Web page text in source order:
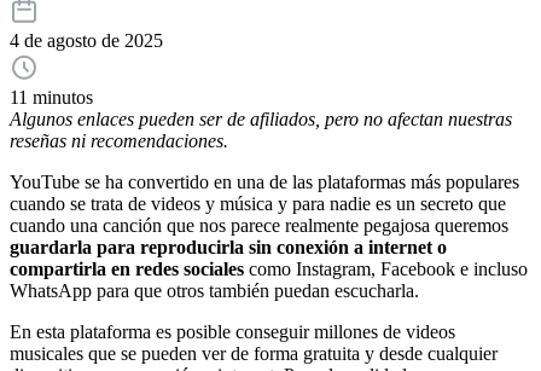
4 de agosto de 2025
11 minutos
Algunos enlaces pueden ser de afiliados, pero no afectan nuestras
reseñas ni recomendaciones.
YouTube se ha convertido en una de las plataformas más populares
cuando se trata de videos y música y para nadie es un secreto que
cuando una canción que nos parece realmente pegajosa queremos
guardarla para reproducirla sin conexión a internet o
compartirla en redes sociales como Instagram, Facebook e incluso
WhatsApp para que otros también puedan escucharla.
En esta plataforma es posible conseguir millones de videos
musicales que se pueden ver de forma gratuita y desde cualquier